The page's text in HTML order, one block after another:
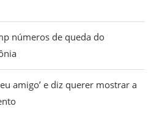
números de queda do
amigo’ e diz querer mostrar a